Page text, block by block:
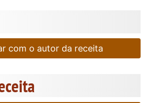
com o autor da receita